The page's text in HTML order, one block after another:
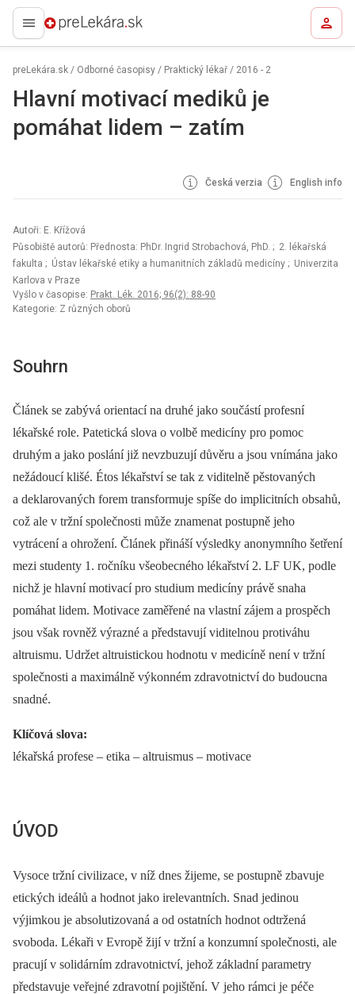
preLekára.sk
preLekára.sk / Odborné časopisy / Praktický lékař / 2016 - 2
Hlavní motivací mediků je
pomáhat lidem – zatím
Česká verzia English info
Autoři: E. Křížová
Působiště autorů: Přednosta: PhDr. Ingrid Strobachová, PhD. ; 2. lékařská
fakulta ; Ústav lékařské etiky a humanitních základů medicíny ; Univerzita
Karlova v Praze
Vyšlo v časopise: Prakt. Lék. 2016; 96(2): 88-90
Kategorie: Z různých oborů
Souhrn
Článek se zabývá orientací na druhé jako součástí profesní
lékařské role. Patetická slova o volbě medicíny pro pomoc
druhým a jako poslání již nevzbuzují důvěru a jsou vnímána jako
nežádoucí klišé. Étos lékařství se tak z viditelně pěstovaných
a deklarovaných forem transformuje spíše do implicitních obsahů,
což ale v tržní společnosti může znamenat postupně jeho
vytrácení a ohrožení. Článek přináší výsledky anonymního šetření
mezi studenty 1. ročníku všeobecného lékařství 2. LF UK, podle
nichž je hlavní motivací pro studium medicíny právě snaha
pomáhat lidem. Motivace zaměřené na vlastní zájem a prospěch
jsou však rovněž výrazné a představují viditelnou protiváhu
altruismu. Udržet altruistickou hodnotu v medicíně není v tržní
společnosti a maximálně výkonném zdravotnictví do budoucna
snadné.
Klíčová slova:
lékařská profese –⁠ etika –⁠ altruismus –⁠ motivace
ÚVOD
Vysoce tržní civilizace, v níž dnes žijeme, se postupně zbavuje
etických ideálů a hodnot jako irelevantních. Snad jedinou
výjimkou je absolutizovaná a od ostatních hodnot odtržená
svoboda. Lékaři v Evropě žijí v tržní a konzumní společnosti, ale
pracují v solidárním zdravotnictví, jehož základní parametry
představuje veřejné zdravotní pojištění. V jeho rámci je péče